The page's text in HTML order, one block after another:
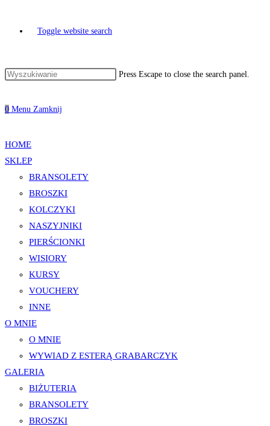
Toggle website search
Press Escape to close the search panel.
0 Menu Zamknij
HOME
SKLEP
BRANSOLETY
BROSZKI
KOLCZYKI
NASZYJNIKI
PIERŚCIONKI
WISIORY
KURSY
VOUCHERY
INNE
O MNIE
O MNIE
WYWIAD Z ESTERĄ GRABARCZYK
GALERIA
BIŻUTERIA
BRANSOLETY
BROSZKI